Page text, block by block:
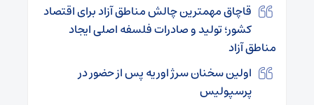
قاچاق مهمترین چالش مناطق آزاد برای اقتصاد
کشور؛ تولید و صادرات فلسفه اصلی ایجاد
مناطق آزاد
اولین سخنان سرژ اوریه پس از حضور در
پرسپولیس